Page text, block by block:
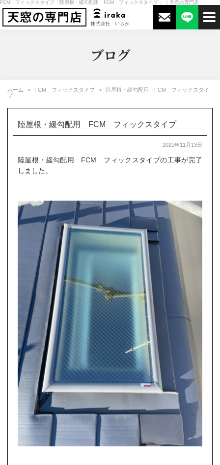
FCM フィックスタイプ「陸屋根・緩勾配用 FCM フィックスタイプ 」｜天窓の専門店
株式会社 いらか
ブログ
ホーム FCM フィックスタイプ
陸屋根・緩勾配用 FCM フィックスタイ
プ
陸屋根・緩勾配用 FCM フィックスタイプ
2021年11月13日
陸屋根・緩勾配用 FCM フィックスタイプの工事が完了
しました。